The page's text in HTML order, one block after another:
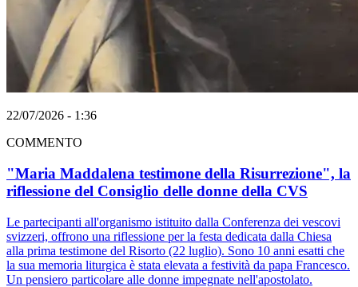
22/07/2026 - 1:36
COMMENTO
"Maria Maddalena testimone della Risurrezione", la
riflessione del Consiglio delle donne della CVS
Le partecipanti all'organismo istituito dalla Conferenza dei vescovi
svizzeri, offrono una riflessione per la festa dedicata dalla Chiesa
alla prima testimone del Risorto (22 luglio). Sono 10 anni esatti che
la sua memoria liturgica è stata elevata a festività da papa Francesco.
Un pensiero particolare alle donne impegnate nell'apostolato.